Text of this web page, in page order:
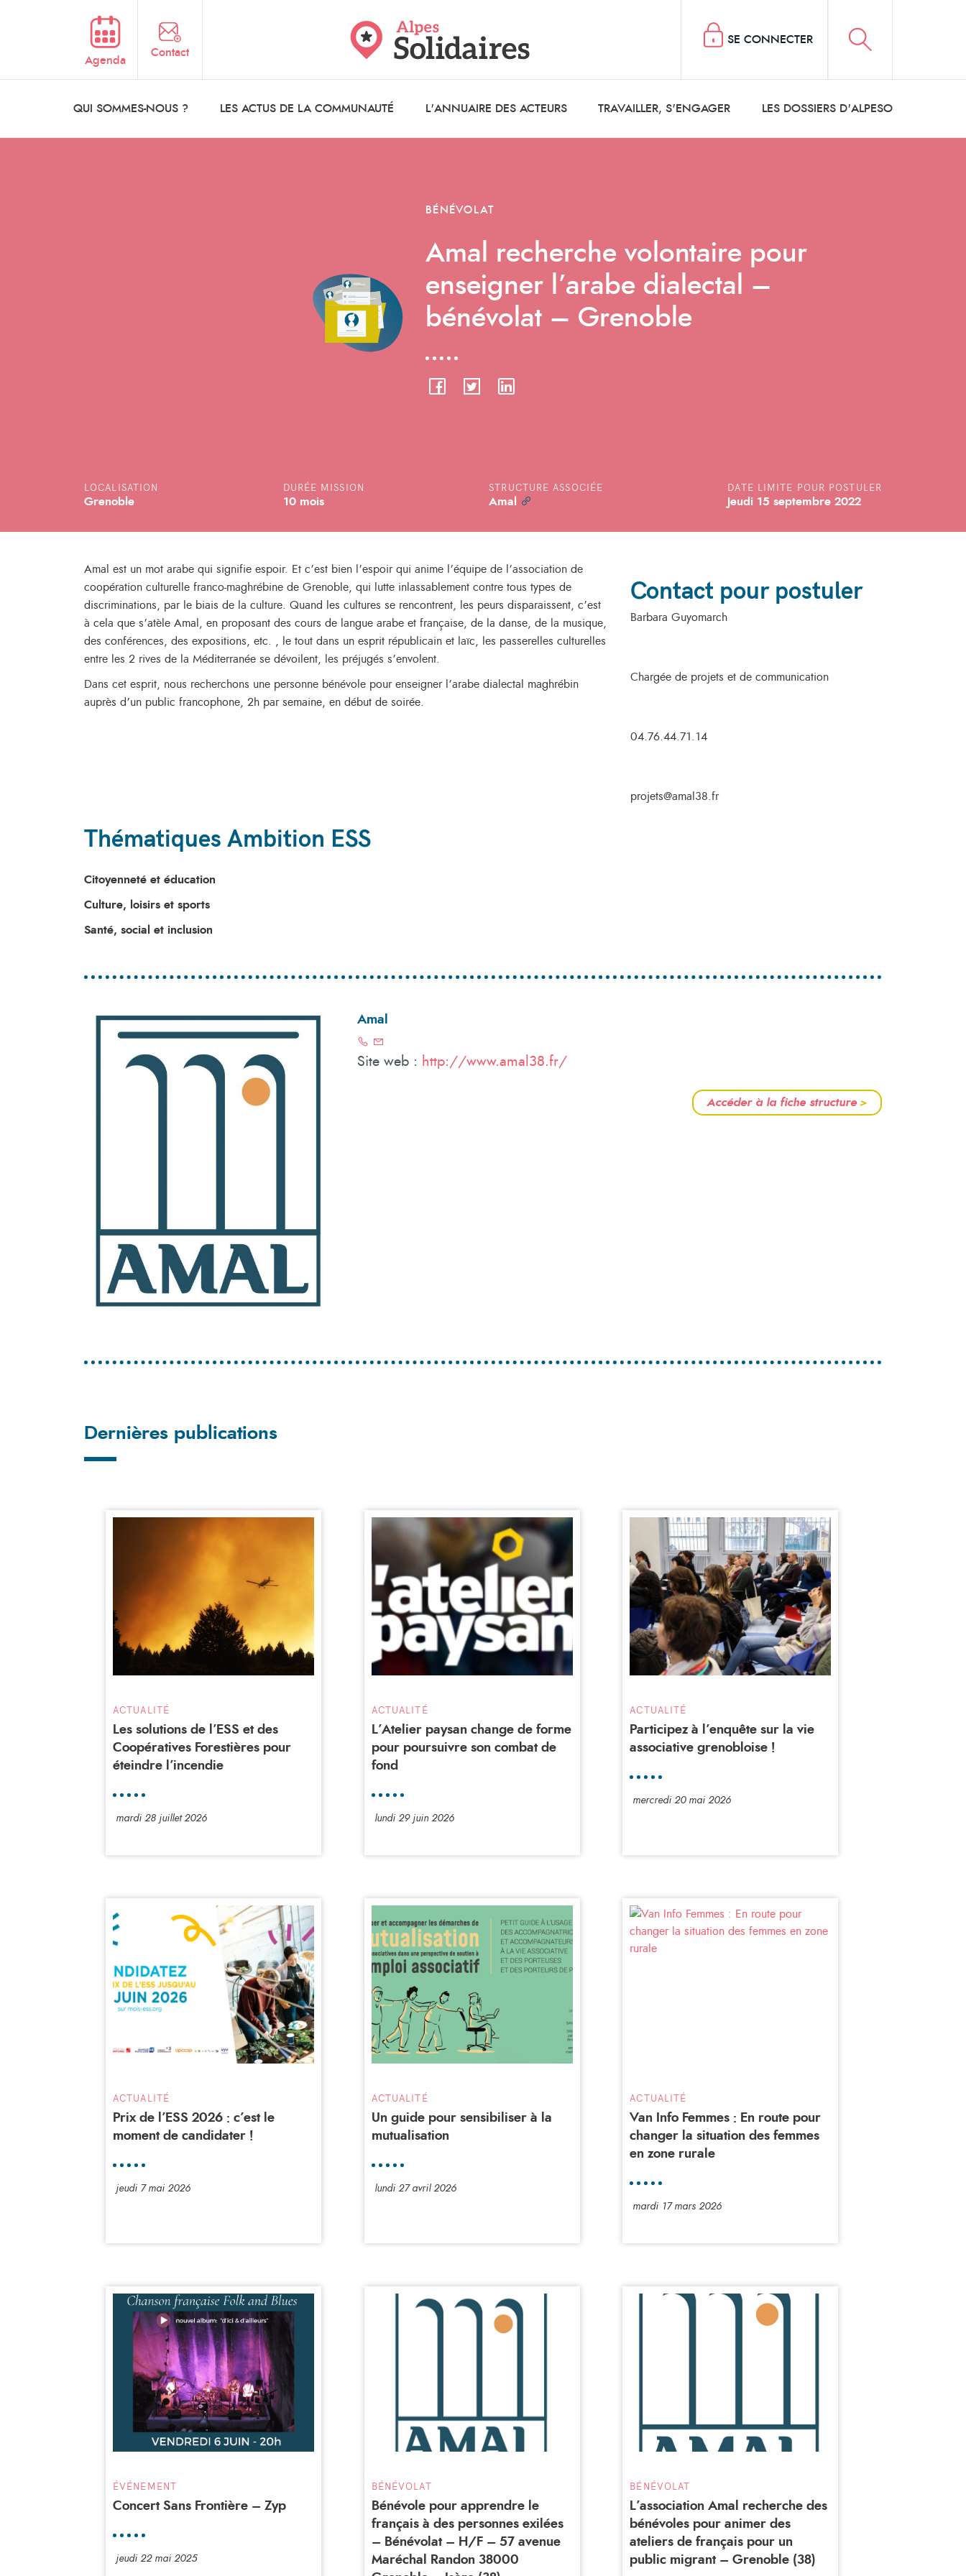
Agenda
Contact
QUI SOMMES-NOUS ? LES ACTUS DE LA COMMUNAUTÉ L'ANNUAIRE DES ACTEURS TRAVAILLER, S'ENGAGER LES DOSSIERS D'ALPESO
SE CONNECTER
BÉNÉVOLAT
Amal recherche volontaire pour
enseigner l’arabe dialectal –
bénévolat – Grenoble
LOCALISATION
Grenoble
DURÉE MISSION
10 mois
STRUCTURE ASSOCIÉE
Amal
DATE LIMITE POUR POSTULER
Jeudi 15 septembre 2022
Amal est un mot arabe qui signifie espoir. Et c’est bien l’espoir qui anime l’équipe de l’association de
coopération culturelle franco-maghrébine de Grenoble, qui lutte inlassablement contre tous types de
discriminations, par le biais de la culture. Quand les cultures se rencontrent, les peurs disparaissent, c’est
à cela que s’atèle Amal, en proposant des cours de langue arabe et française, de la danse, de la musique,
des conférences, des expositions, etc. , le tout dans un esprit républicain et laïc, les passerelles culturelles
entre les 2 rives de la Méditerranée se dévoilent, les préjugés s’envolent.
Dans cet esprit, nous recherchons une personne bénévole pour enseigner l’arabe dialectal maghrébin
auprès d’un public francophone, 2h par semaine, en début de soirée.
Thématiques Ambition ESS
Citoyenneté et éducation
Culture, loisirs et sports
Santé, social et inclusion
Contact pour postuler
Barbara Guyomarch
Chargée de projets et de communication
04.76.44.71.14
projets@amal38.fr
Amal
Site web : http://www.amal38.fr/
Accéder à la fiche structure>
Dernières publications
ACTUALITÉ
Les solutions de l’ESS et des
Coopératives Forestières pour
éteindre l’incendie
mardi 28 juillet 2026
ACTUALITÉ
L’Atelier paysan change de forme
pour poursuivre son combat de
fond
lundi 29 juin 2026
ACTUALITÉ
Participez à l’enquête sur la vie
associative grenobloise !
mercredi 20 mai 2026
ACTUALITÉ
Prix de l’ESS 2026 : c’est le
moment de candidater !
jeudi 7 mai 2026
ACTUALITÉ
Un guide pour sensibiliser à la
mutualisation
lundi 27 avril 2026
ACTUALITÉ
Van Info Femmes : En route pour
changer la situation des femmes
en zone rurale
mardi 17 mars 2026
ÉVÉNEMENT
Concert Sans Frontière – Zyp
jeudi 22 mai 2025
BÉNÉVOLAT
Bénévole pour apprendre le
français à des personnes exilées
– Bénévolat – H/F – 57 avenue
Maréchal Randon 38000
BÉNÉVOLAT
L’association Amal recherche des
bénévoles pour animer des
ateliers de français pour un
public migrant – Grenoble (38)